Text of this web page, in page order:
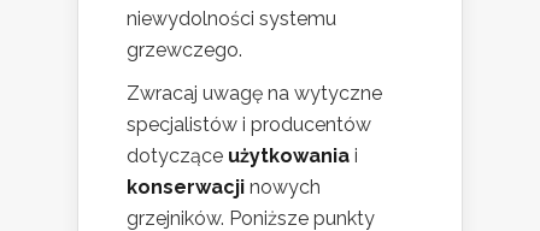
niewydolności systemu
grzewczego.
Zwracaj uwagę na wytyczne
specjalistów i producentów
dotyczące użytkowania i
konserwacji nowych
grzejników. Poniższe punkty